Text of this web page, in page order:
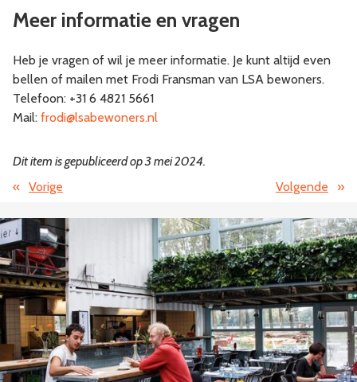
Meer informatie en vragen
Heb je vragen of wil je meer informatie. Je kunt altijd even
bellen of mailen met Frodi Fransman van LSA bewoners.
Telefoon: +31 6 4821 5661
Mail: frodi@lsabewoners.nl
Dit item is gepubliceerd op 3 mei 2024.
« Vorige Volgende »